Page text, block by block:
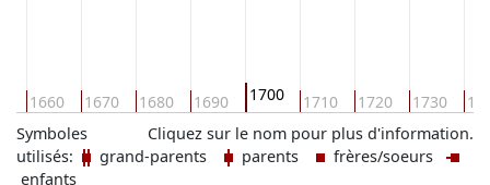
1660 1670 1680 1690 1700 1710 1720 1730
Cliquez sur le nom pour plus d'information.
Symboles
utilisés:
grand-parents parents
frères/soeurs
enfants